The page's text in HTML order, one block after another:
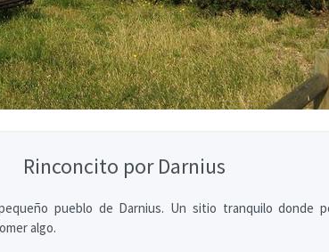
Rinconcito por Darnius
pueblo de Darnius. Un sitio tranquilo donde
algo.